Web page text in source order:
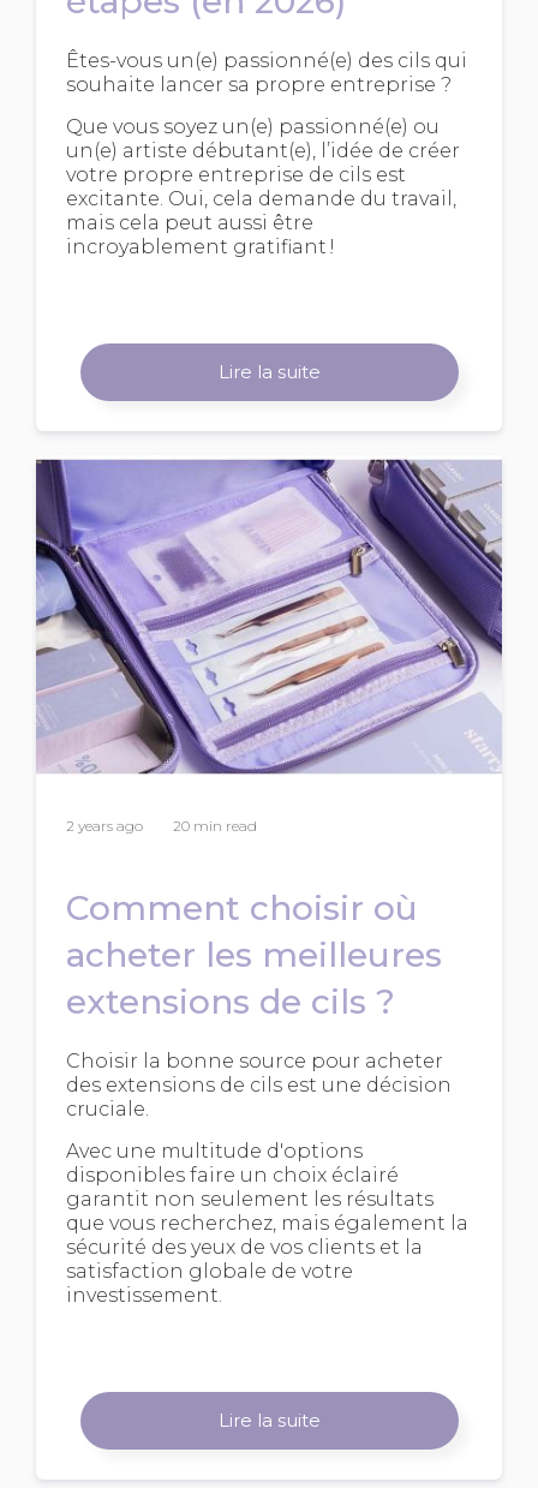
Êtes-vous un(e) passionné(e) des cils qui
souhaite lancer sa propre entreprise ?
Que vous soyez un(e) passionné(e) ou
un(e) artiste débutant(e), l’idée de créer
votre propre entreprise de cils est
excitante. Oui, cela demande du travail,
mais cela peut aussi être
incroyablement gratifiant !
Lire la suite
2 years ago 20 min read
Comment choisir où
acheter les meilleures
extensions de cils ?
Choisir la bonne source pour acheter
des extensions de cils est une décision
cruciale.
Avec une multitude d'options
disponibles faire un choix éclairé
garantit non seulement les résultats
que vous recherchez, mais également la
sécurité des yeux de vos clients et la
satisfaction globale de votre
investissement.
Lire la suite